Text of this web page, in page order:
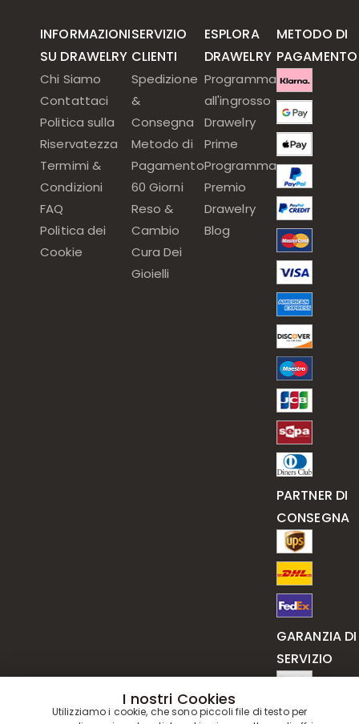
INFORMAZIONI
SU DRAWELRY
Chi Siamo
Contattaci
Politica sulla
Riservatezza
Termimi &
Condizioni
FAQ
Politica dei
Cookie
SERVIZIO
CLIENTI
Spedizione
&
Consegna
Metodo di
Pagamento
60 Giorni
Reso &
Cambio
Cura Dei
Gioielli
ESPLORA
DRAWELRY
Programma
all'ingrosso
Drawelry
Prime
Programma
Premio
Drawelry
Blog
METODO DI
PAGAMENTO
PARTNER DI
CONSEGNA
GARANZIA DI
SERVIZIO
I nostri Cookies
Utilizziamo i cookie, che sono piccoli file di testo per